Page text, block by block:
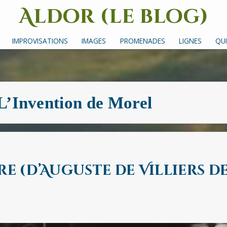
Aldor (le blog)
Un site avec des mots, des images et des sons
IMPROVISATIONS IMAGES PROMENADES LIGNES
de Morel
(d’Auguste de Villiers